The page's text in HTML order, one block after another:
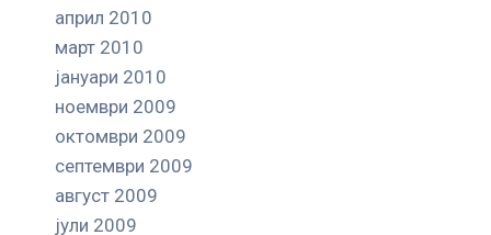
април 2010
март 2010
јануари 2010
ноември 2009
октомври 2009
септември 2009
август 2009
јули 2009